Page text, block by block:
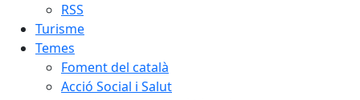
RSS
Turisme
Temes
Foment del català
Acció Social i Salut